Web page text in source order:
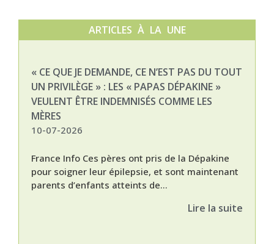
ARTICLES À LA UNE
« CE QUE JE DEMANDE, CE N’EST PAS DU TOUT
UN PRIVILÈGE » : LES « PAPAS DÉPAKINE »
VEULENT ÊTRE INDEMNISÉS COMME LES
MÈRES
10-07-2026
France Info Ces pères ont pris de la Dépakine
pour soigner leur épilepsie, et sont maintenant
parents d’enfants atteints de...
Lire la suite